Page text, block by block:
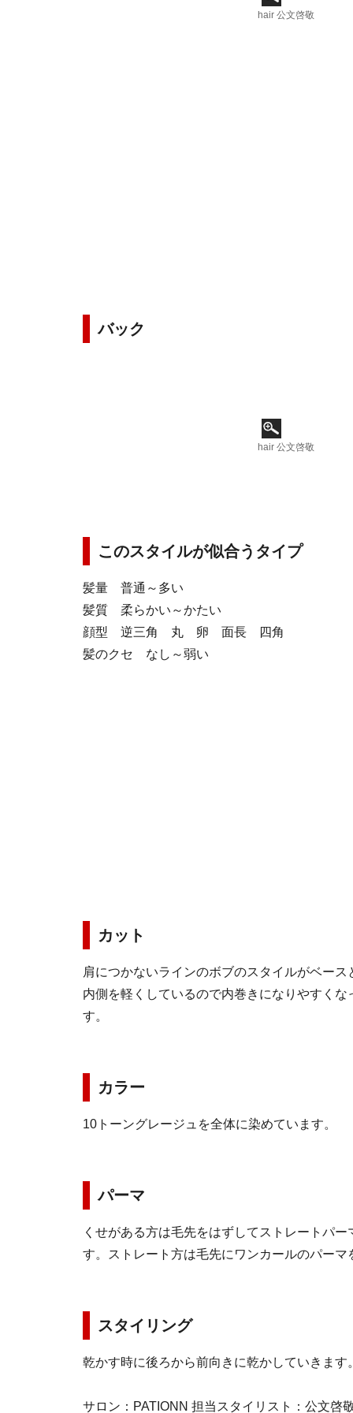
hair 公文啓敬
バック
hair 公文啓敬
このスタイルが似合うタイプ
髪量 普通～多い
髪質 柔らかい～かたい
顔型 逆三角 丸 卵 面長 四角
髪のクセ なし～弱い
カット
肩につかないラインのボブのスタイルがベー
内側を軽くしているので内巻きになりやすく
す。
カラー
10トーングレージュを全体に染めています。
パーマ
くせがある方は毛先をはずしてストレートパ
す。ストレート方は毛先にワンカールのパーマ
スタイリング
乾かす時に後ろから前向きに乾かしていきます
サロン：PATIONN 担当スタイリスト：公文啓